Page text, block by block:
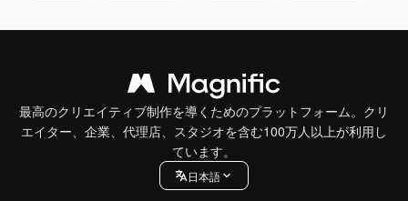
最高のクリエイティブ制作を導くためのプラットフォーム。クリ
エイター、企業、代理店、スタジオを含む100万人以上が利用し
ています。
日本語